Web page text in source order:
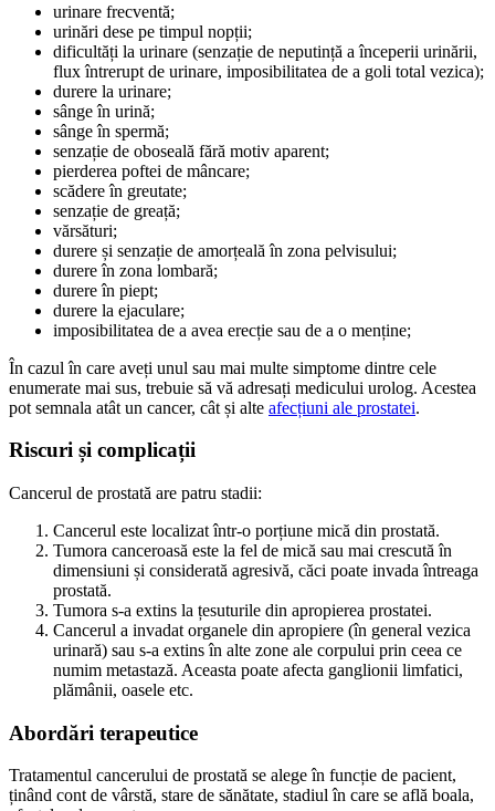
urinare frecventă;
urinări dese pe timpul nopții;
dificultăți la urinare (senzație de neputință a începerii urinării,
flux întrerupt de urinare, imposibilitatea de a goli total vezica);
durere la urinare;
sânge în urină;
sânge în spermă;
senzație de oboseală fără motiv aparent;
pierderea poftei de mâncare;
scădere în greutate;
senzație de greață;
vărsături;
durere și senzație de amorțeală în zona pelvisului;
durere în zona lombară;
durere în piept;
durere la ejaculare;
imposibilitatea de a avea erecție sau de a o menține;
În cazul în care aveți unul sau mai multe simptome dintre cele
enumerate mai sus, trebuie să vă adresați medicului urolog. Acestea
pot semnala atât un cancer, cât și alte afecțiuni ale prostatei.
Riscuri și complicații
Cancerul de prostată are patru stadii:
Cancerul este localizat într-o porțiune mică din prostată.
Tumora canceroasă este la fel de mică sau mai crescută în
dimensiuni și considerată agresivă, căci poate invada întreaga
prostată.
Tumora s-a extins la țesuturile din apropierea prostatei.
Cancerul a invadat organele din apropiere (în general vezica
urinară) sau s-a extins în alte zone ale corpului prin ceea ce
numim metastază. Aceasta poate afecta ganglionii limfatici,
plămânii, oasele etc.
Abordări terapeutice
Tratamentul cancerului de prostată se alege în funcție de pacient,
ținând cont de vârstă, stare de sănătate, stadiul în care se află boala,